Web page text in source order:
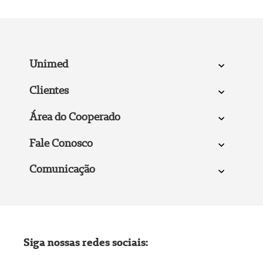
Unimed
Clientes
Área do Cooperado
Fale Conosco
Comunicação
Siga nossas redes sociais: